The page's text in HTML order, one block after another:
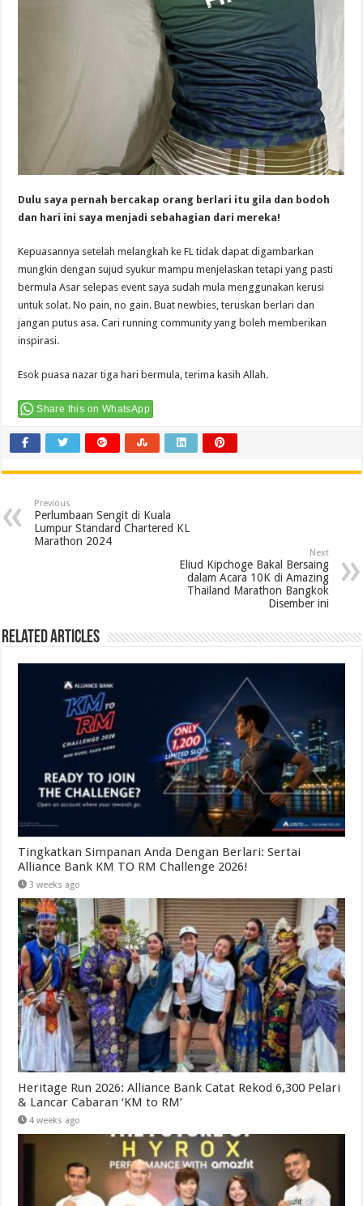
Dulu saya pernah bercakap orang berlari itu gila dan bodoh
dan hari ini saya menjadi sebahagian dari mereka!
Kepuasannya setelah melangkah ke FL tidak dapat digambarkan
mungkin dengan sujud syukur mampu menjelaskan tetapi yang pasti
bermula Asar selepas event saya sudah mula menggunakan kerusi
untuk solat. No pain, no gain. Buat newbies, teruskan berlari dan
jangan putus asa. Cari running community yang boleh memberikan
inspirasi.
Esok puasa nazar tiga hari bermula, terima kasih Allah.
Share this on WhatsApp
Previous
Perlumbaan Sengit di Kuala
Lumpur Standard Chartered KL
Marathon 2024
Next
Eliud Kipchoge Bakal Bersaing
dalam Acara 10K di Amazing
Thailand Marathon Bangkok
Disember ini
Related Articles
Tingkatkan Simpanan Anda Dengan Berlari: Sertai
Alliance Bank KM TO RM Challenge 2026!
3 weeks ago
Heritage Run 2026: Alliance Bank Catat Rekod 6,300 Pelari
& Lancar Cabaran ‘KM to RM’
4 weeks ago